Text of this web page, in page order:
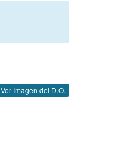
Ver Imagen del D.O.